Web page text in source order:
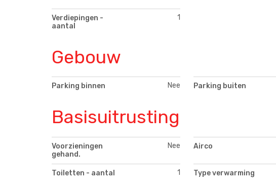
Verdiepingen -
aantal
1
Gebouw
Parking binnen Nee Parking buiten
Basisuitrusting
Voorzieningen
gehand.
Nee Airco
Toiletten - aantal 1 Type verwarming